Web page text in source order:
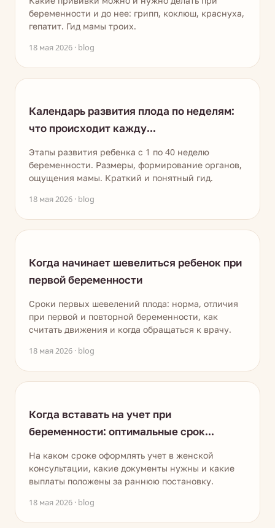
беременности и до нее: грипп, коклюш, краснуха,
гепатит. Гид мамы троих.
18 мая 2026 · blog
Календарь развития плода по неделям:
что происходит кажду...
Этапы развития ребенка с 1 по 40 неделю
беременности. Размеры, формирование органов,
ощущения мамы. Краткий и понятный гид.
18 мая 2026 · blog
Когда начинает шевелиться ребенок при
первой беременности
Сроки первых шевелений плода: норма, отличия
при первой и повторной беременности, как
считать движения и когда обращаться к врачу.
18 мая 2026 · blog
Когда вставать на учет при
беременности: оптимальные срок...
На каком сроке оформлять учет в женской
консультации, какие документы нужны и какие
выплаты положены за раннюю постановку.
18 мая 2026 · blog